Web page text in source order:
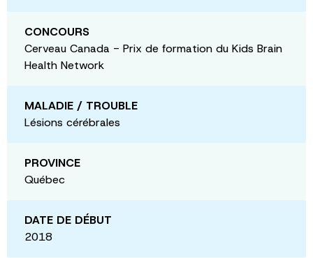
CONCOURS
Cerveau Canada - Prix de formation du Kids Brain
Health Network
MALADIE / TROUBLE
Lésions cérébrales
PROVINCE
Québec
DATE DE DÉBUT
2018